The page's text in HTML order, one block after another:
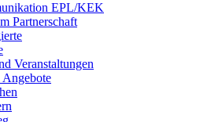
EPL/KEK
Partnerschaft
Veranstaltungen